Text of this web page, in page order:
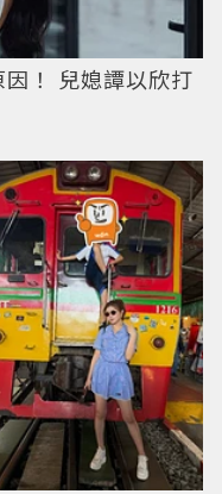
！ 兒媳譚以欣打